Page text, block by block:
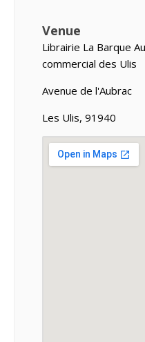
Venue
Librairie La Barque
commercial des Ulis
Avenue de l'Aubrac
Les Ulis, 91940